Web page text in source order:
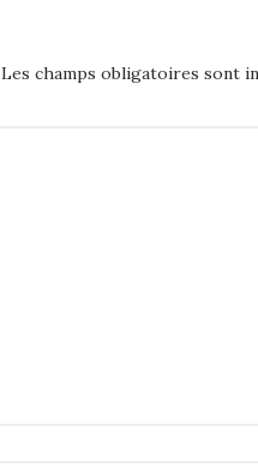
Les champs obligatoires sont